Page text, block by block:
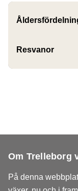
Resvanor
Om Trelleborg
På denna